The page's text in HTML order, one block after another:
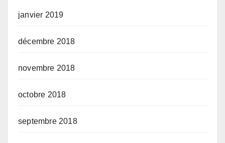
janvier 2019
décembre 2018
novembre 2018
octobre 2018
septembre 2018